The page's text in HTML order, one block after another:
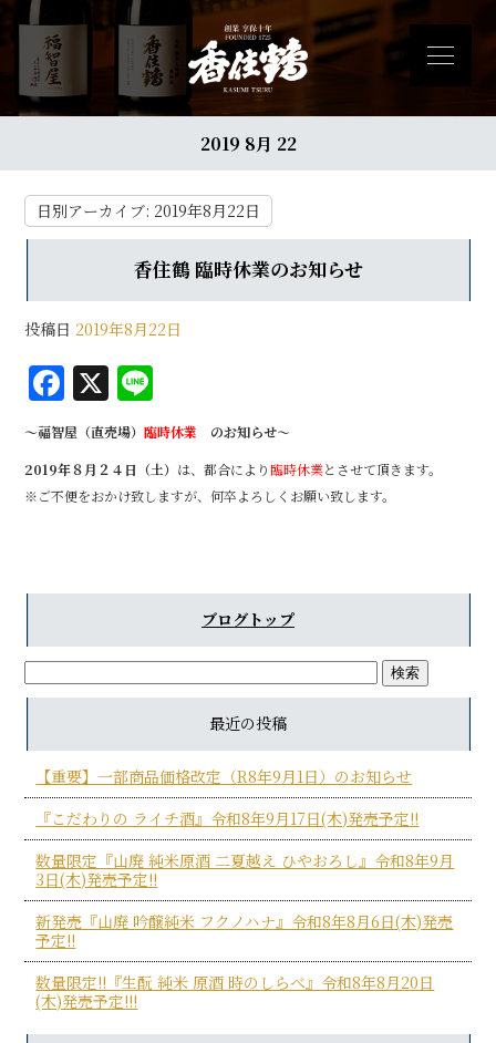
2019 8月 22
日別アーカイブ: 2019年8月22日
香住鶴 臨時休業のお知らせ
投稿日 2019年8月22日
F
a
c
e
o
X
n
e
～福智屋（直売場）臨時休業 のお知らせ～
2019年８月２４日（土） は、都合により臨時休業とさせて頂きます。
※ご不便をおかけ致しますが、何卒よろしくお願い致します。
ブログトップ
最近の投稿
【重要】一部商品価格改定（R8年9月1日）のお知らせ
『こだわりの ライチ酒』令和8年9月17日(木)発売予定!!
数量限定『山廃 純米原酒 二夏越え ひやおろし』令和8年9月
3日(木)発売予定!!
新発売『山廃 吟醸純米 フクノハナ』令和8年8月6日(木)発売
予定!!
数量限定!!『生酛 純米 原酒 時のしらべ』令和8年8月20日
(木)発売予定!!!